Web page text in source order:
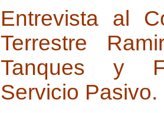
Entrevista al
Terrestre
Tanques y
Servicio Pasivo.